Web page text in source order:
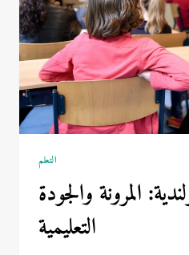
التعلم
المرونة والجودة
التعليمية